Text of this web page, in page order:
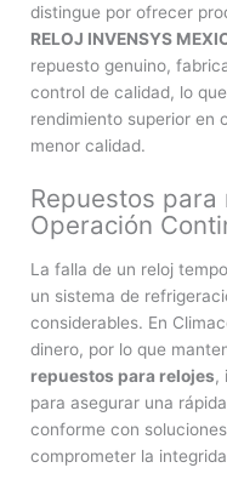
distingue por ofrecer
RELOJ INVENSYS
repuesto genuino,
control de calidad, lo
rendimiento superior en
menor calidad.
Repuestos
Operación
La falla de un reloj
un sistema de
considerables. En
dinero, por lo que
repuestos para relojes,
para asegurar una
conforme con
comprometer la